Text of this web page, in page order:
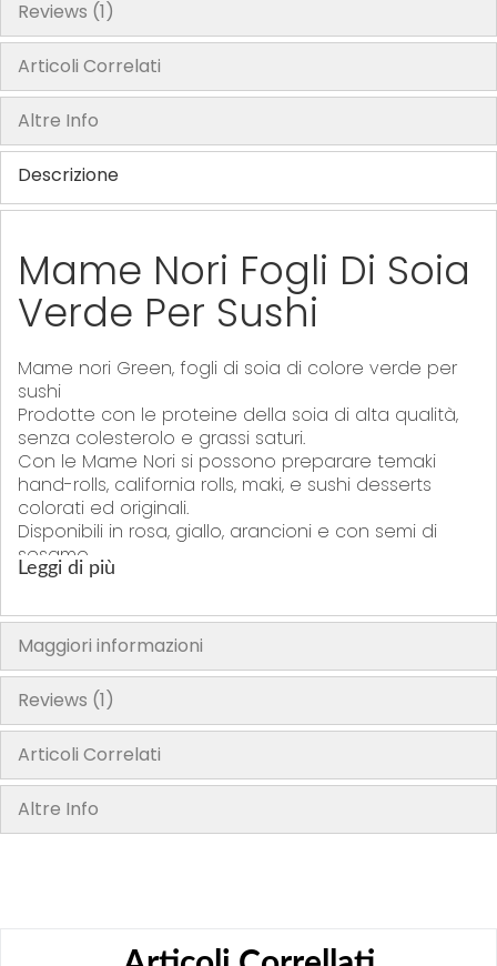
Reviews 1
Articoli Correlati
Altre Info
Descrizione
Mame Nori Fogli Di Soia
Verde Per Sushi
Mame nori Green, fogli di soia di colore verde per
sushi
Prodotte con le proteine della soia di alta qualità,
senza colesterolo e grassi saturi.
Con le Mame Nori si possono preparare temaki
hand-rolls, california rolls, maki, e sushi desserts
colorati ed originali.
Disponibili in rosa, giallo, arancioni e con semi di
sesamo.
Dimensione: 19x21cm
Prodotto in Giappone
"La confezione del prodotto può contenere informazioni diverse
Leggi di più
Maggiori informazioni
Reviews 1
Articoli Correlati
Altre Info